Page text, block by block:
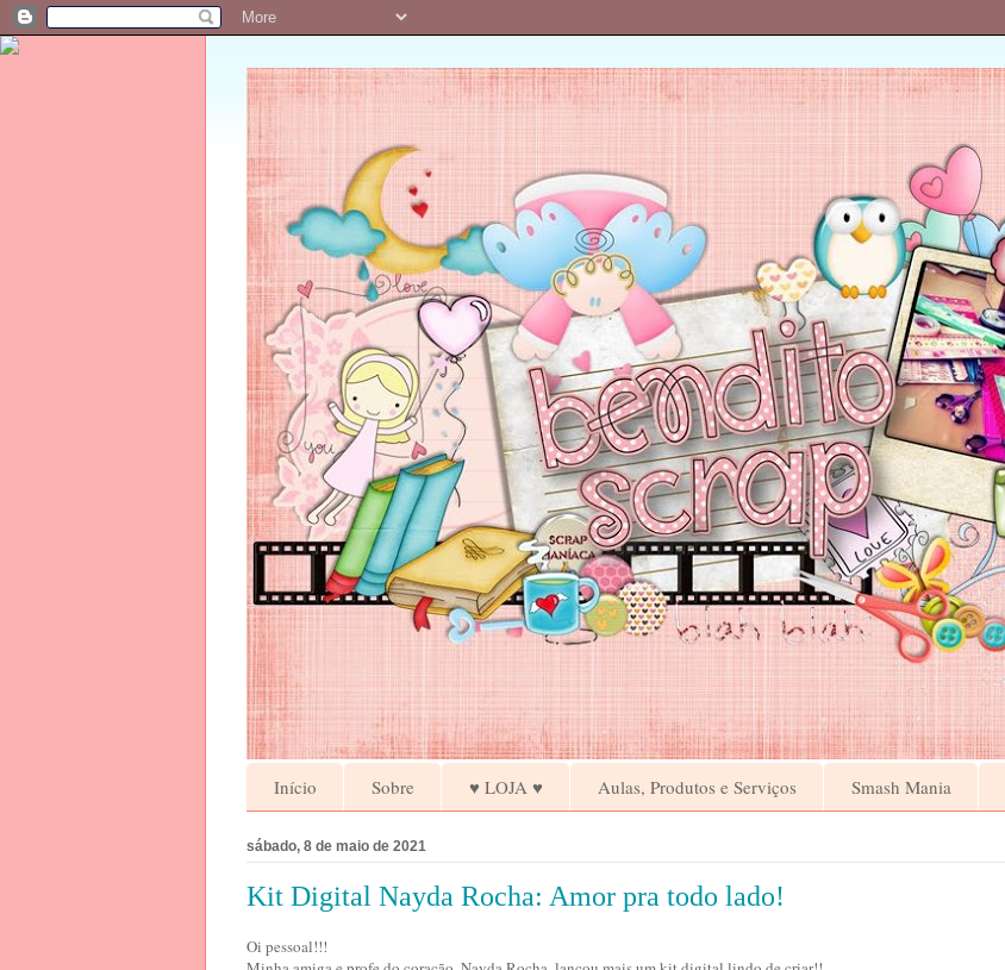
Início Sobre ♥ LOJA ♥ Aulas, Produtos e Serviços Smash Mania
sábado, 8 de maio de 2021
Kit Digital Nayda Rocha: Amor pra todo lado!
Oi pessoal!!!